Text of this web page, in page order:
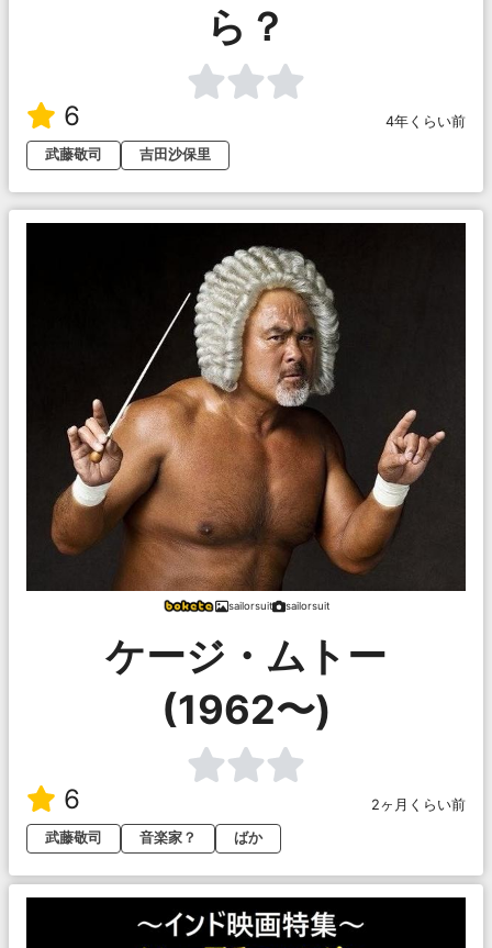
ら？
6
4年くらい前
武藤敬司
吉田沙保里
sailorsuit sailorsuit
ケージ・ムトー
(1962〜)
6
2ヶ月くらい前
武藤敬司
音楽家？ ばか